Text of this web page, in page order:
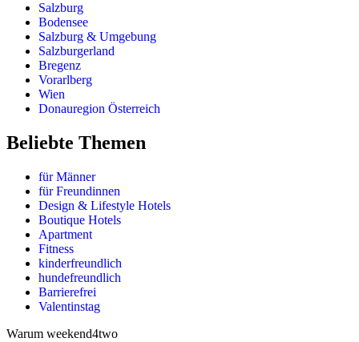
Salzburg
Bodensee
Salzburg & Umgebung
Salzburgerland
Bregenz
Vorarlberg
Wien
Donauregion Österreich
Beliebte Themen
für Männer
für Freundinnen
Design & Lifestyle Hotels
Boutique Hotels
Apartment
Fitness
kinderfreundlich
hundefreundlich
Barrierefrei
Valentinstag
Warum weekend4two